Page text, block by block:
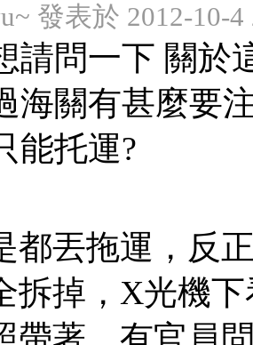
發表於 2012-10-4
請問一下 關於
海關有甚麼要
能托運?
都丟拖運，反
拆掉，X光機